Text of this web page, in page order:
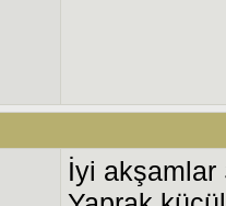
İyi akşamlar